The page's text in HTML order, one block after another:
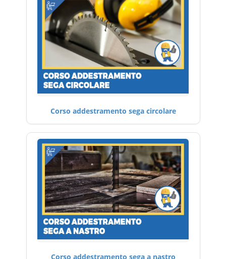
Corso addestramento sega circolare
Corso addestramento sega a nastro